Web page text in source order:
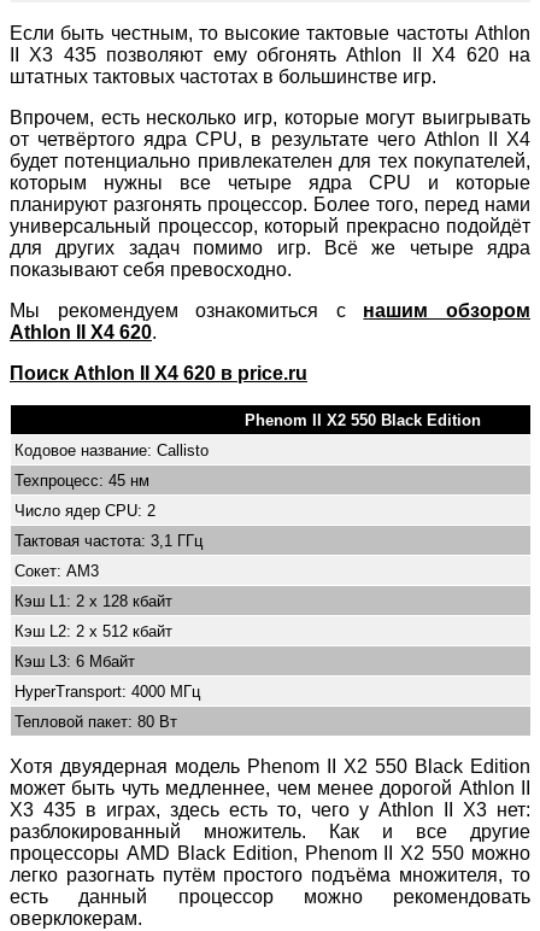
Если быть честным, то высокие тактовые частоты Athlon
II X3 435 позволяют ему обгонять Athlon II X4 620 на
штатных тактовых частотах в большинстве игр.
Впрочем, есть несколько игр, которые могут выигрывать
от четвёртого ядра CPU, в результате чего Athlon II X4
будет потенциально привлекателен для тех покупателей,
которым нужны все четыре ядра CPU и которые
планируют разгонять процессор. Более того, перед нами
универсальный процессор, который прекрасно подойдёт
для других задач помимо игр. Всё же четыре ядра
показывают себя превосходно.
Мы рекомендуем ознакомиться с нашим обзором
Athlon II X4 620.
Поиск Athlon II X4 620 в price.ru
Phenom II X2 550 Black Edition
Кодовое название: Callisto
Техпроцесс: 45 нм
Число ядер CPU: 2
Тактовая частота: 3,1 ГГц
Сокет: AM3
Кэш L1: 2 x 128 кбайт
Кэш L2: 2 x 512 кбайт
Кэш L3: 6 Мбайт
HyperTransport: 4000 МГц
Тепловой пакет: 80 Вт
Хотя двуядерная модель Phenom II X2 550 Black Edition
может быть чуть медленнее, чем менее дорогой Athlon II
X3 435 в играх, здесь есть то, чего у Athlon II X3 нет:
разблокированный множитель. Как и все другие
процессоры AMD Black Edition, Phenom II X2 550 можно
легко разогнать путём простого подъёма множителя, то
есть данный процессор можно рекомендовать
оверклокерам.